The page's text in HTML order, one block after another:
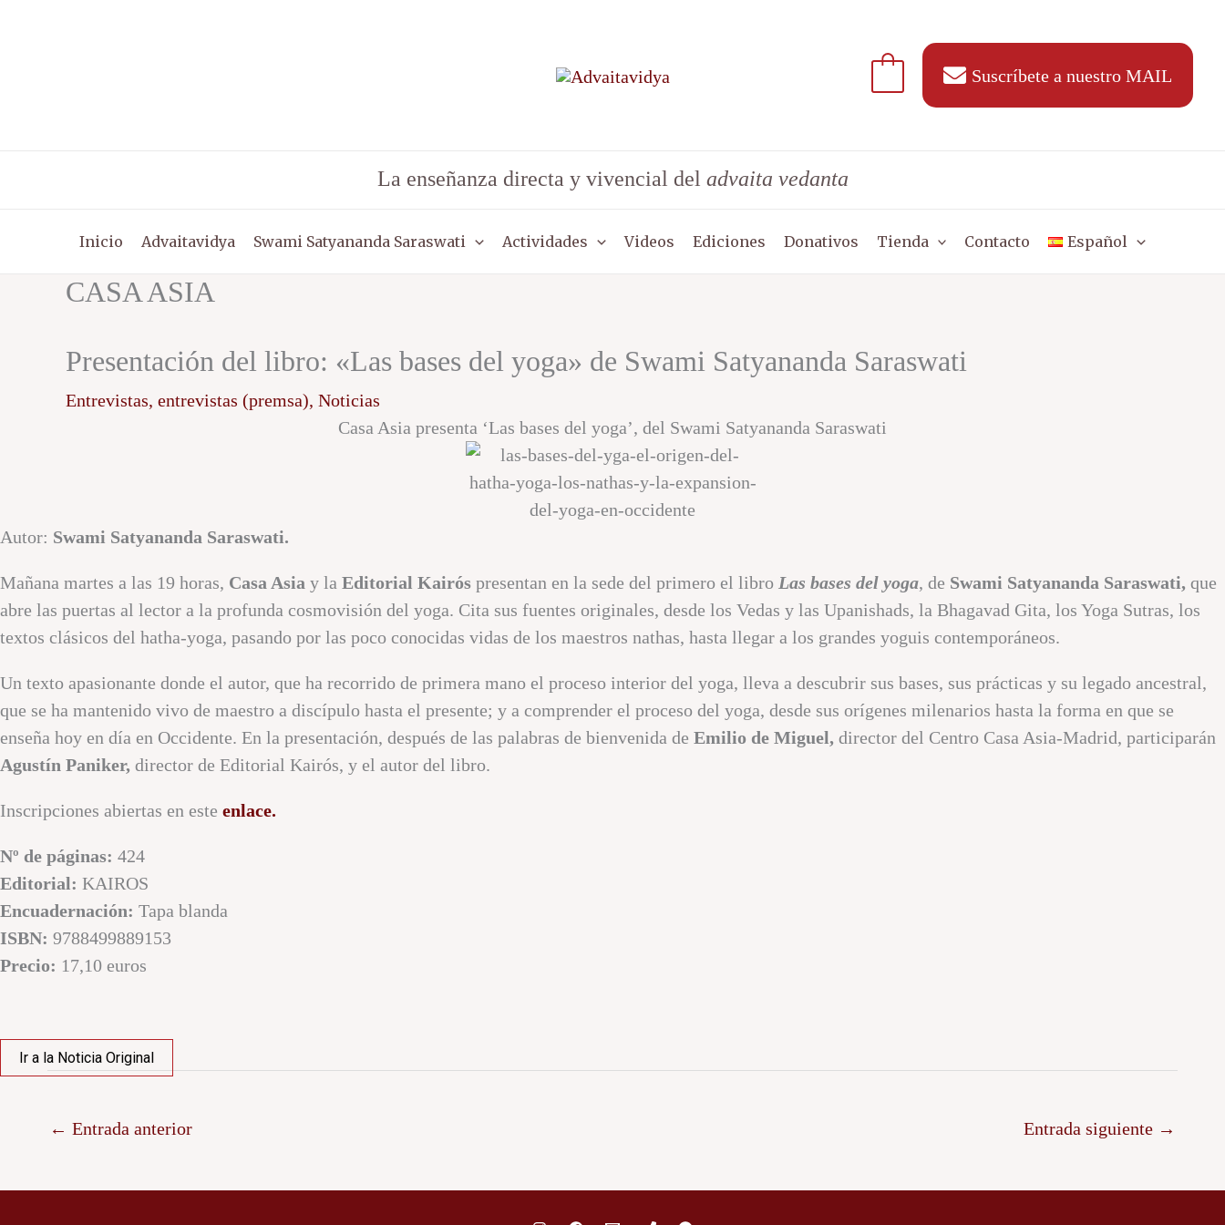
Suscríbete a nuestro MAIL
La enseñanza directa y vivencial del advaita vedanta
Inicio Advaitavidya Swami Satyananda Saraswati Actividades Videos Ediciones Donativos Tienda Contacto Español
CASA ASIA
Presentación del libro: «Las bases del yoga» de Swami Satyananda Saraswati
Entrevistas, entrevistas (premsa), Noticias
Casa Asia presenta ‘Las bases del yoga’, del Swami Satyananda Saraswati
Autor: Swami Satyananda Saraswati.
Mañana martes a las 19 horas, Casa Asia y la Editorial Kairós presentan en la sede del primero el libro Las bases del yoga, de Swami Satyananda Saraswati, que
abre las puertas al lector a la profunda cosmovisión del yoga. Cita sus fuentes originales, desde los Vedas y las Upanishads, la Bhagavad Gita, los Yoga Sutras, los
textos clásicos del hatha-yoga, pasando por las poco conocidas vidas de los maestros nathas, hasta llegar a los grandes yoguis contemporáneos.
Un texto apasionante donde el autor, que ha recorrido de primera mano el proceso interior del yoga, lleva a descubrir sus bases, sus prácticas y su legado ancestral,
que se ha mantenido vivo de maestro a discípulo hasta el presente; y a comprender el proceso del yoga, desde sus orígenes milenarios hasta la forma en que se
enseña hoy en día en Occidente. En la presentación, después de las palabras de bienvenida de Emilio de Miguel, director del Centro Casa Asia-Madrid, participarán
Agustín Paniker, director de Editorial Kairós, y el autor del libro.
Inscripciones abiertas en este enlace.
Nº de páginas: 424
Editorial: KAIROS
Encuadernación: Tapa blanda
ISBN: 9788499889153
Precio: 17,10 euros
Ir a la Noticia Original
← Entrada anterior Entrada siguiente →